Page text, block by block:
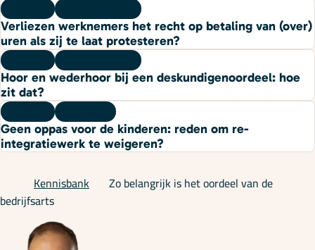
Verliezen werknemers het recht op betaling van (over)
uren als zij te laat protesteren?
Hoor en wederhoor bij een deskundigenoordeel: hoe
zit dat?
Geen oppas voor de kinderen: reden om re-
integratiewerk te weigeren?
Kennisbank
Zo belangrijk is het oordeel van de
bedrijfsarts